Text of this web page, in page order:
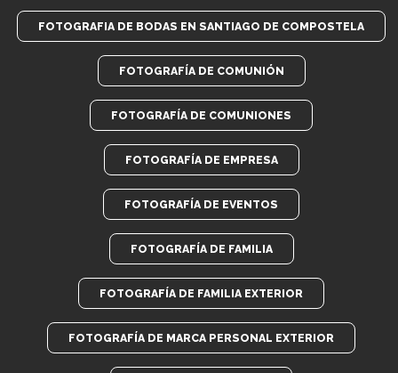
FOTOGRAFIA DE BODAS EN SANTIAGO DE COMPOSTELA
FOTOGRAFÍA DE COMUNIÓN
FOTOGRAFÍA DE COMUNIONES
FOTOGRAFÍA DE EMPRESA
FOTOGRAFÍA DE EVENTOS
FOTOGRAFÍA DE FAMILIA
FOTOGRAFÍA DE FAMILIA EXTERIOR
FOTOGRAFÍA DE MARCA PERSONAL EXTERIOR